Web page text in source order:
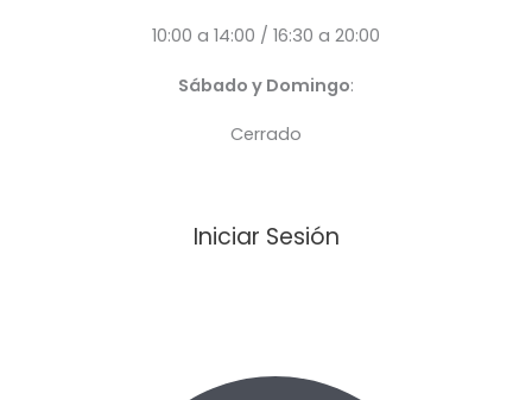
10:00 a 14:00 / 16:30 a 20:00
Sábado y Domingo:
Cerrado
Iniciar Sesión